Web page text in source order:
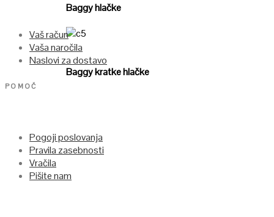
Baggy hlačke
Poglej
Baggy kratke hlačke
Vaš račun
Vaša naročila
Naslovi za dostavo
POMOČ
Pogoji poslovanja
Pravila zasebnosti
Vračila
Pišite nam